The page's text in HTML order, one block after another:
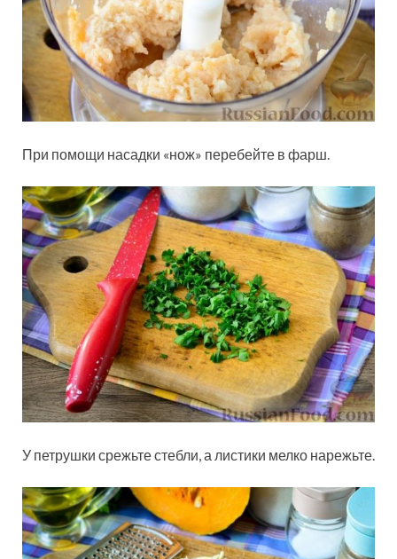
При помощи насадки «нож» перебейте в фарш.
У петрушки срежьте стебли, а листики мелко нарежьте.